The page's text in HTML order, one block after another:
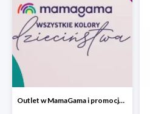
Outlet w MamaGama i promocje do -50%